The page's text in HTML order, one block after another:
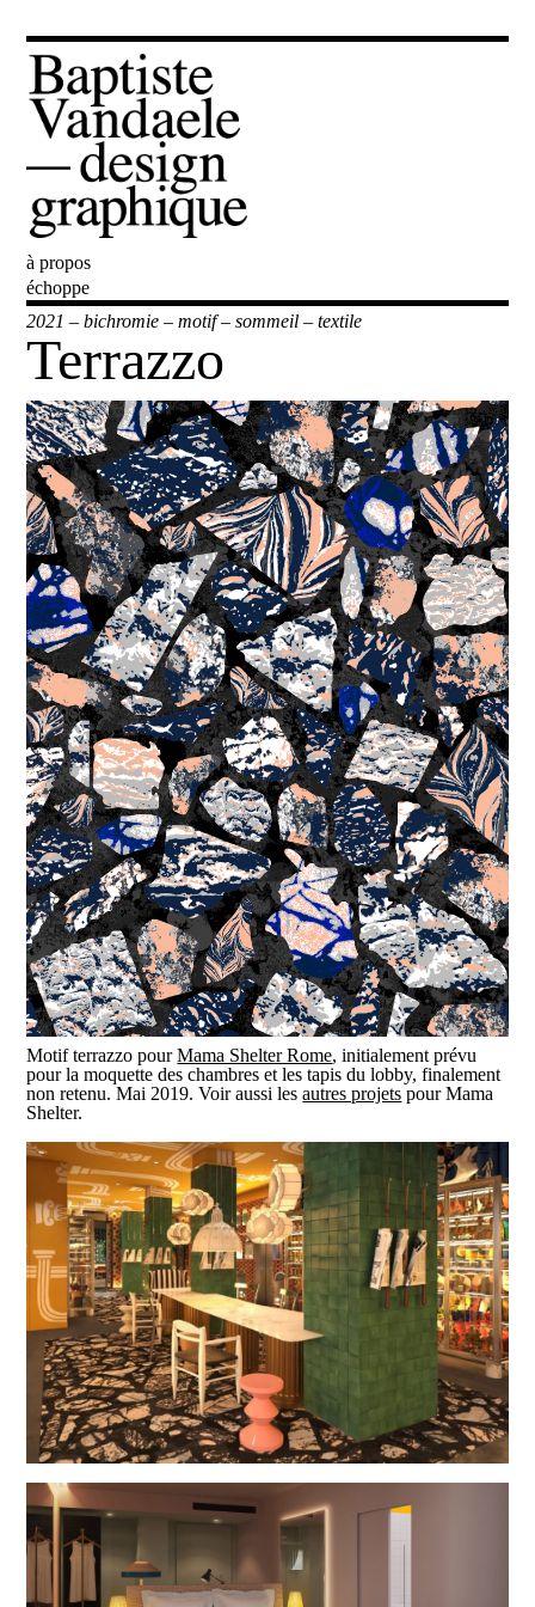
Baptiste Vandaele
à propos
échoppe
2021 –bichromie –motif–sommeil –textile
Terrazzo
Motif terrazzo pourMama Shelter Rome, initialement prévu
pour la moquette des chambres et les tapis du lobby, finalement
non retenu. Mai 2019. Voir aussi lesautres projets pour Mama
Shelter.